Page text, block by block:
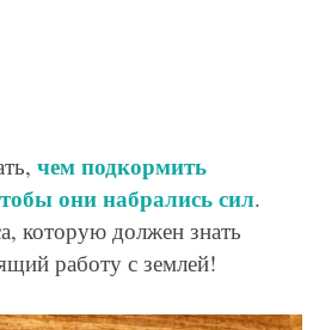
чем подкормить
они набрались сил.
которую должен знать
работу с землей!